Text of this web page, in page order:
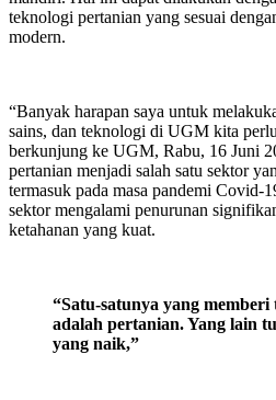
teknologi pertanian yang sesuai
modern.
“Banyak harapan saya untuk
sains, dan teknologi di UGM kita
berkunjung ke UGM, Rabu, 16 Juni
pertanian menjadi salah satu sektor
termasuk pada masa pandemi Covid-
sektor mengalami penurunan
ketahanan yang kuat.
“Satu-satunya yang memberi
adalah pertanian. Yang lain
yang naik,”